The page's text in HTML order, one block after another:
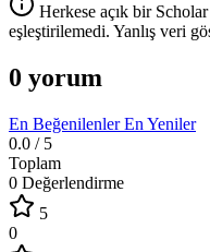
Herkese açık bir
eşleştirilemedi. Yanlış veri
0 yorum
En BeğenilenlerEn Yeniler
0.0 / 5
Toplam
0 Değerlendirme
5
0